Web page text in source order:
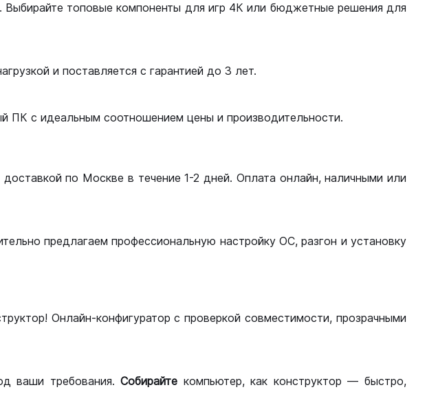
топовые компоненты для игр 4К или бюджетные решения для
и поставляется с гарантией до 3 лет.
ПК с идеальным соотношением цены и производительности.
по Москве в течение 1-2 дней. Оплата онлайн, наличными или
предлагаем профессиональную настройку ОС, разгон и установку
Онлайн-конфигуратор с проверкой совместимости, прозрачными
ваши требования.Собирайте компьютер, как конструктор — быстро,